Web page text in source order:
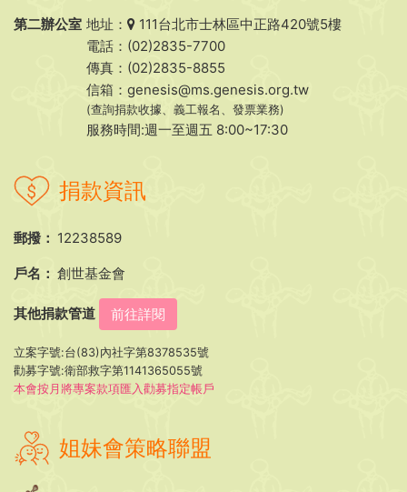
第二辦公室 地址：
111台北市士林區中正路420號5樓
電話：(02)2835-7700
傳真：(02)2835-8855
信箱： genesis@ms.genesis.org.tw
(查詢捐款收據、義工報名、發票業務)
服務時間:週一至週五 8:00~17:30
捐款資訊
郵撥： 12238589
戶名： 創世基金會
其他捐款管道 前往詳閱
立案字號:台(83)內社字第8378535號
勸募字號:衛部救字第1141365055號
本會按月將專案款項匯入勸募指定帳戶
姐妹會策略聯盟